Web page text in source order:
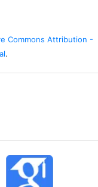
Commons Attribution -
.